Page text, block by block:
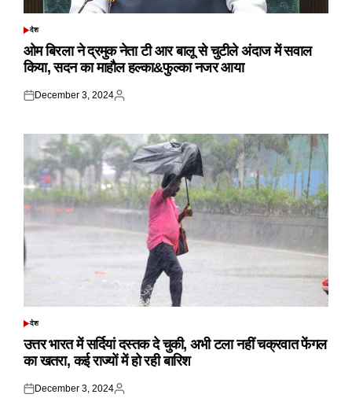
POSTED
देश
ओम बिरला ने द्रमुक नेता टी आर बालू से चुटीले अंदाज में सवाल
किया, सदन का माहौल हल्का&फुल्का नजर आया
Posted
December 3, 2024
Posted
POSTED
देश
उत्तर भारत में सर्दियां दस्तक दे चुकी, अभी टला नहीं चक्रवात फेंगल
का खतरा, कई राज्यों में हो रही बारिश
Posted
December 3, 2024
Posted